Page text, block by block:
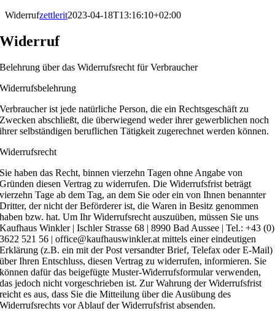
Widerrufzettlerit2023-04-18T13:16:10+02:00
Widerruf
Belehrung über das Widerrufsrecht für Verbraucher
Widerrufsbelehrung
Verbraucher ist jede natürliche Person, die ein Rechtsgeschäft zu
Zwecken abschließt, die überwiegend weder ihrer gewerblichen noch
ihrer selbständigen beruflichen Tätigkeit zugerechnet werden können.
Widerrufsrecht
Sie haben das Recht, binnen vierzehn Tagen ohne Angabe von
Gründen diesen Vertrag zu widerrufen. Die Widerrufsfrist beträgt
vierzehn Tage ab dem Tag, an dem Sie oder ein von Ihnen benannter
Dritter, der nicht der Beförderer ist, die Waren in Besitz genommen
haben bzw. hat. Um Ihr Widerrufsrecht auszuüben, müssen Sie uns
Kaufhaus Winkler | Ischler Strasse 68 | 8990 Bad Aussee | Tel.: +43 (0)
3622 521 56 | office@kaufhauswinkler.at mittels einer eindeutigen
Erklärung (z.B. ein mit der Post versandter Brief, Telefax oder E-Mail)
über Ihren Entschluss, diesen Vertrag zu widerrufen, informieren. Sie
können dafür das beigefügte Muster-Widerrufsformular verwenden,
das jedoch nicht vorgeschrieben ist. Zur Wahrung der Widerrufsfrist
reicht es aus, dass Sie die Mitteilung über die Ausübung des
Widerrufsrechts vor Ablauf der Widerrufsfrist absenden.